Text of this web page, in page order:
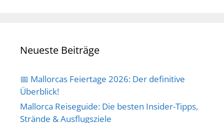
Neueste Beiträge
📅 Mallorcas Feiertage 2026: Der definitive
Überblick!
Mallorca Reiseguide: Die besten Insider-Tipps,
Strände & Ausflugsziele